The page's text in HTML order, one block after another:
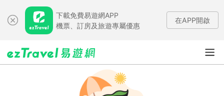
下載免費易遊網APP
機票、訂房及旅遊專屬優惠
在APP開啟